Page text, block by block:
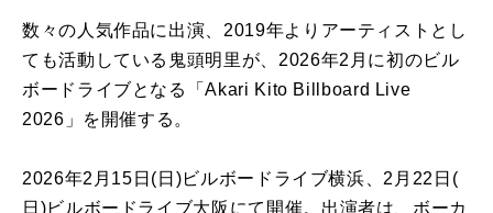
数々の人気作品に出演、 2019年よりアーティストとし
ても活動している鬼頭明里が、 2026年2月に初のビル
ボードライブとなる「Akari Kito Billboard Live
2026」を開催する。
2026年2月15日(日)ビルボードライブ横浜、2月22日(
日)ビルボードライブ大阪にて開催。出演者は、 ボーカ